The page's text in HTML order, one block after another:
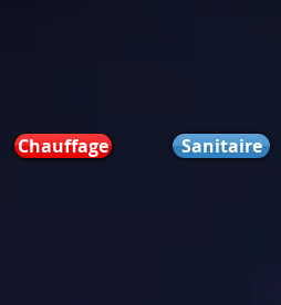
Chauffage Sanitaire